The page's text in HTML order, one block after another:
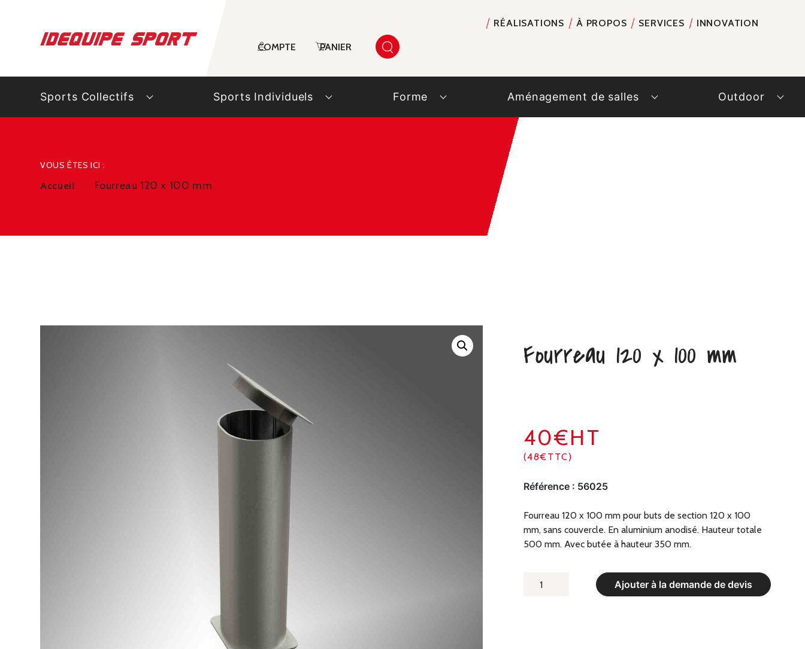
RÉALISATIONS À PROPOS SERVICES INNOVATION
COMPTE PANIER
Sports Collectifs Sports Individuels Forme Aménagement de salles Outdoor
VOUS ÊTES ICI :
Accueil Fourreau 120 x 100 mm
Fourreau 120 x 100 mm
40€HT
(48€TTC)
Référence : 56025
Fourreau 120 x 100 mm pour buts de section 120 x 100
mm, sans couvercle. En aluminium anodisé. Hauteur totale
500 mm. Avec butée à hauteur 350 mm.
Ajouter à la demande de devis
QUANTITÉ